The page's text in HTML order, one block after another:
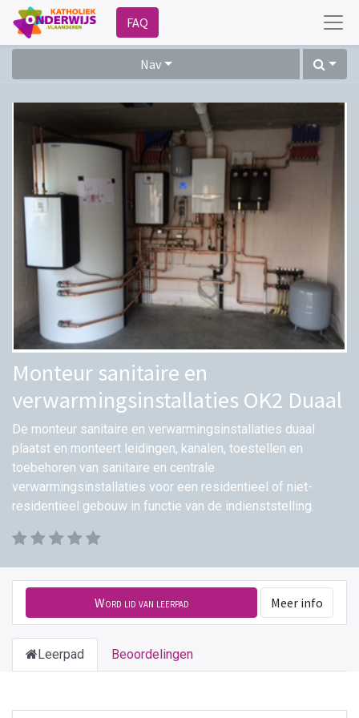
FAQ
Nav
Monteur sanitaire en
verwarmingsinstallaties OK2 Duaal
De monteur sanitaire en verwarmingsinstallaties duaal
plaatst en monteert leidingen, kanalen, toestellen en
toebehoren van sanitaire en centrale
verwarmingsinstallaties voor een residentieel of niet-
residentieel gebouw in functie van de indienststelling.
Word lid van leerpad Meer info
Leerpad Beoordelingen